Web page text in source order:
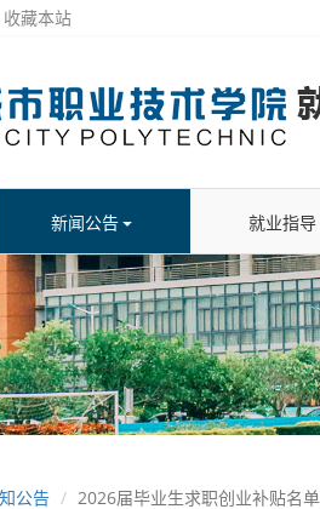
收藏本站
新闻公告 就业指导
公告 2026届毕业生求职创业补贴名